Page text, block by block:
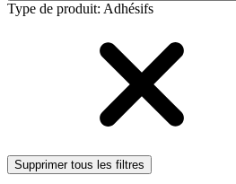
Type de produit: Adhésifs
Supprimer tous les filtres